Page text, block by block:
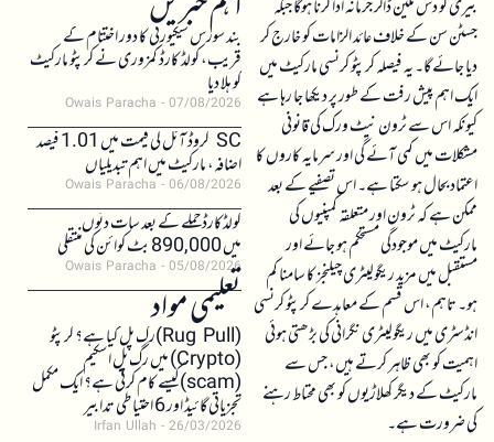
بیری کو دس ملین ڈالر جرمانہ ادا کرنا ہوگا جبکہ
جسٹن سن کے خلاف عائد الزامات کو خارج کر
دیا جائے گا۔ یہ فیصلہ کرپٹو کرنسی مارکیٹ میں
ایک اہم پیش رفت کے طور پر دیکھا جا رہا ہے
کیونکہ اس سے ٹرون نیٹ ورک کی قانونی
مشکلات میں کمی آئے گی اور سرمایہ کاروں کا
اعتماد بحال ہو سکتا ہے۔ اس تصفیے کے بعد
ممکن ہے کہ ٹرون اور متعلقہ کمپنیوں کی
مارکیٹ میں موجودگی مستحکم ہو جائے اور
مستقبل میں مزید ریگولیٹری چیلنجز کا سامنا کم
ہو۔ تاہم، اس قسم کے معاہدے کرپٹو کرنسی
انڈسٹری میں ریگولیٹری نگرانی کی بڑھتی ہوئی
اہمیت کو بھی ظاہر کرتے ہیں، جس سے
مارکیٹ کے دیگر کھلاڑیوں کو بھی محتاط رہنے
کی ضرورت ہے۔
بند سورس سیکیورٹی کا دور اختتام کے
قریب، کولڈ کارڈ کمزوری نے کرپٹو مارکیٹ
کو ہلا دیا
Owais Paracha 07/08/2026
SC کروڈ آئل کی قیمت میں 1.01 فیصد
اضافہ، مارکیٹ میں اہم تبدیلیاں
Owais Paracha 06/08/2026
کولڈکارڈ حملے کے بعد سات دنوں
میں 890,000 بٹ کوائن کی منتقلی
Owais Paracha 05/08/2026
تعلیمی مواد(Rug Pull)رگ پل کیا ہے؟ کرپٹو
(Crypto) میں رگ پل اسکیم
(scam)کیسے کام کرتی ہے؟ ایک مکمل
تجزیاتی گائیڈ اور 6 احتیاطی تدابیر
Irfan Ullah 26/03/2026